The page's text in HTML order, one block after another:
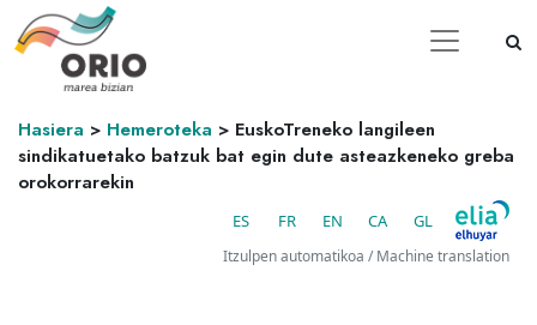
Hasiera > Hemeroteka > EuskoTreneko langileen
sindikatuetako batzuk bat egin dute asteazkeneko greba
orokorrarekin
ES FR EN CA GL
Itzulpen automatikoa / Machine translation